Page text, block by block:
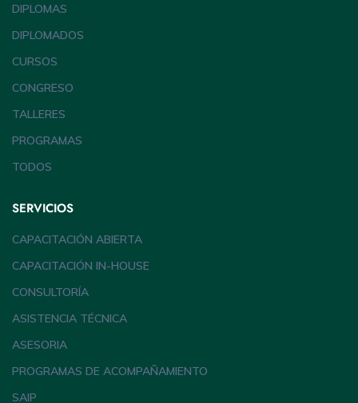
DIPLOMAS
DIPLOMADOS
CURSOS
CONGRESO
TALLERES
PROGRAMAS
TODOS
SERVICIOS
CAPACITACIÓN ABIERTA
CAPACITACIÓN IN-HOUSE
CONSULTORÍA
ASISTENCIA TÉCNICA
ASESORIA
PROGRAMAS DE ACOMPAÑAMIENTO
SAIP